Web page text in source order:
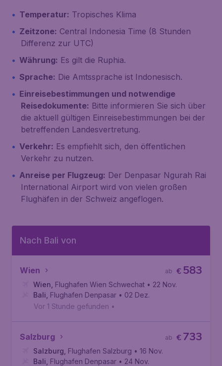
Temperatur: Tropisches Klima
Zeitzone: Central Indonesia Time (8 Stunden
Differenz zur UTC)
Währung: Es gilt die Ruphia.
Sprache: Die Amtssprache ist Indonesisch.
Einreisebestimmungen und notwendige
Reisedokumente: Bitte informieren Sie sich über
die aktuell gültigen Einreisebestimmungen bei der
betreffenden Landesvertretung.
Verkehr: Es empfiehlt sich, den öffentlichen
Verkehr zu nutzen.
Anreise per Flugzeug: Der Denpasar Ngurah Rai
International Airport wird von vielen großen
Flughäfen in der Schweiz angeflogen.
Nach Bali von
Wien €583
ab
Wien Flughafen Wien Schwechat • 22 Nov.
Bali Flughafen Denpasar • 02 Dez.
Vor 1 Stunde gefunden •
Salzburg €733
ab
Salzburg Flughafen Salzburg • 16 Nov.
Bali Flughafen Denpasar • 24 Nov.